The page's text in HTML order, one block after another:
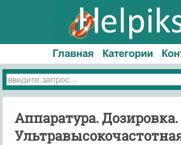
Главная Категории
Аппаратура.